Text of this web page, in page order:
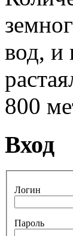
вод, и
800
Вход
Логин
Пароль